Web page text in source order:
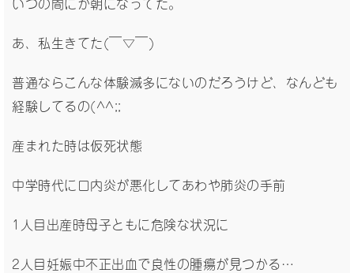
あ、私生きてた(￣▽￣)
普通ならこんな体験滅多にないのだろうけど、なんども
経験してるの(^^;;
産まれた時は仮死状態
中学時代に口内炎が悪化してあわや肺炎の手前
1人目出産時母子ともに危険な状況に
2人目妊娠中不正出血で良性の腫瘍が見つかる…